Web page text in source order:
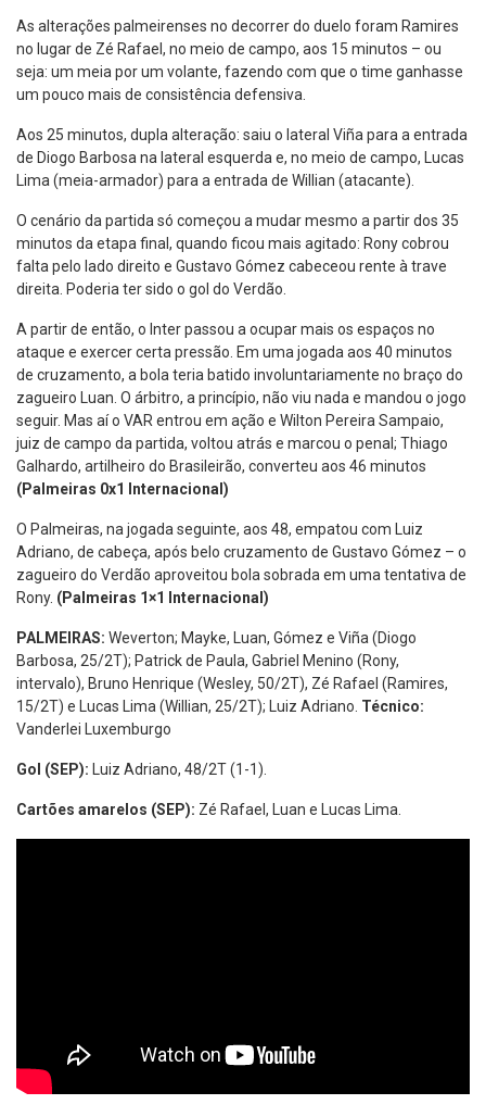
As alterações palmeirenses no decorrer do duelo foram Ramires
no lugar de Zé Rafael, no meio de campo, aos 15 minutos – ou
seja: um meia por um volante, fazendo com que o time ganhasse
um pouco mais de consistência defensiva.
Aos 25 minutos, dupla alteração: saiu o lateral Viña para a entrada
de Diogo Barbosa na lateral esquerda e, no meio de campo, Lucas
Lima (meia-armador) para a entrada de Willian (atacante).
O cenário da partida só começou a mudar mesmo a partir dos 35
minutos da etapa final, quando ficou mais agitado: Rony cobrou
falta pelo lado direito e Gustavo Gómez cabeceou rente à trave
direita. Poderia ter sido o gol do Verdão.
A partir de então, o Inter passou a ocupar mais os espaços no
ataque e exercer certa pressão. Em uma jogada aos 40 minutos
de cruzamento, a bola teria batido involuntariamente no braço do
zagueiro Luan. O árbitro, a princípio, não viu nada e mandou o jogo
seguir. Mas aí o VAR entrou em ação e Wilton Pereira Sampaio,
juiz de campo da partida, voltou atrás e marcou o penal; Thiago
Galhardo, artilheiro do Brasileirão, converteu aos 46 minutos
(Palmeiras 0x1 Internacional)
O Palmeiras, na jogada seguinte, aos 48, empatou com Luiz
Adriano, de cabeça, após belo cruzamento de Gustavo Gómez – o
zagueiro do Verdão aproveitou bola sobrada em uma tentativa de
Rony. (Palmeiras 1×1 Internacional)
PALMEIRAS: Weverton; Mayke, Luan, Gómez e Viña (Diogo
Barbosa, 25/2T); Patrick de Paula, Gabriel Menino (Rony,
intervalo), Bruno Henrique (Wesley, 50/2T), Zé Rafael (Ramires,
15/2T) e Lucas Lima (Willian, 25/2T); Luiz Adriano. Técnico:
Vanderlei Luxemburgo
Gol (SEP): Luiz Adriano, 48/2T (1-1).
Cartões amarelos (SEP): Zé Rafael, Luan e Lucas Lima.